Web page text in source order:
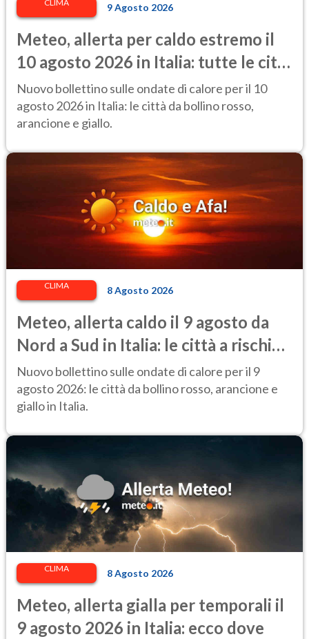
CLIMA 9 Agosto 2026
Meteo, allerta per caldo estremo il
10 agosto 2026 in Italia: tutte le città
a rischio
Nuovo bollettino sulle ondate di calore per il 10
agosto 2026 in Italia: le città da bollino rosso,
arancione e giallo.
CLIMA 8 Agosto 2026
Meteo, allerta caldo il 9 agosto da
Nord a Sud in Italia: le città a rischio
per il Ministero della Salute
Nuovo bollettino sulle ondate di calore per il 9
agosto 2026: le città da bollino rosso, arancione e
giallo in Italia.
CLIMA 8 Agosto 2026
Meteo, allerta gialla per temporali il
9 agosto 2026 in Italia: ecco dove